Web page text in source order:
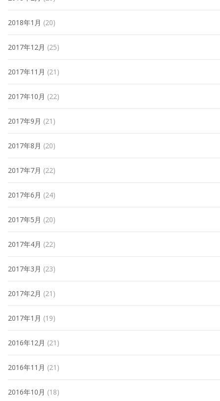
2018年1月 (20)
2017年12月 (25)
2017年11月 (21)
2017年10月 (22)
2017年9月 (21)
2017年8月 (20)
2017年7月 (22)
2017年6月 (24)
2017年5月 (20)
2017年4月 (22)
2017年3月 (23)
2017年2月 (21)
2017年1月 (19)
2016年12月 (21)
2016年11月 (21)
2016年10月 (18)